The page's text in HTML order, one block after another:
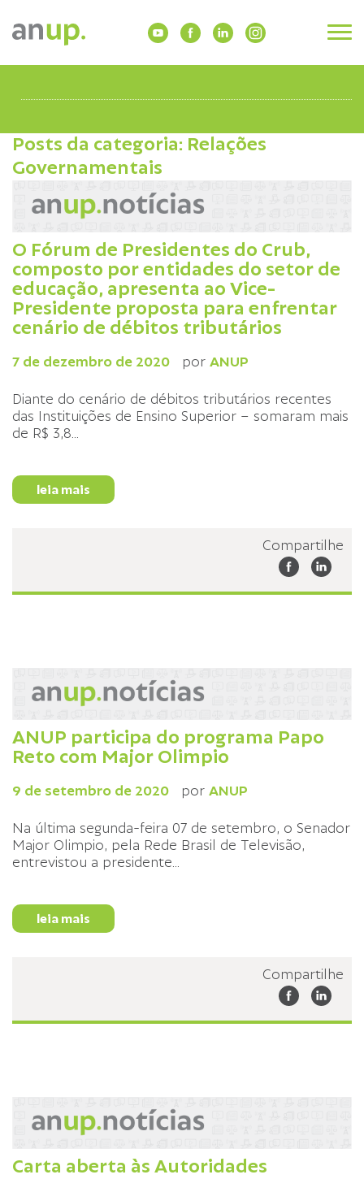
Posts da categoria: Relações
Governamentais
O Fórum de Presidentes do Crub,
composto por entidades do setor de
educação, apresenta ao Vice-
Presidente proposta para enfrentar
cenário de débitos tributários
7 de dezembro de 2020 por ANUP
Diante do cenário de débitos tributários recentes
das Instituições de Ensino Superior – somaram mais
de R$ 3,8...
leia mais
Compartilhe
ANUP participa do programa Papo
Reto com Major Olimpio
9 de setembro de 2020 por ANUP
Na última segunda-feira 07 de setembro, o Senador
Major Olimpio, pela Rede Brasil de Televisão,
entrevistou a presidente...
leia mais
Compartilhe
Carta aberta às Autoridades